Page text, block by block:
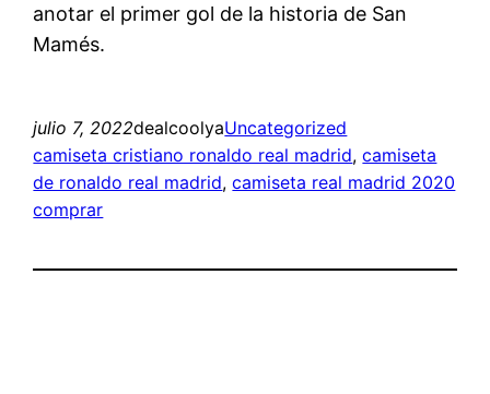
anotar el primer gol de la historia de San
Mamés.
julio 7, 2022dealcoolyaUncategorized
camiseta cristiano ronaldo real madrid, camiseta
de ronaldo real madrid, camiseta real madrid 2020
comprar